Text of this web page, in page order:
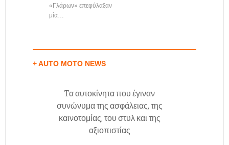
«Γλάρων» επεφύλαξαν
μία…
+ AUTO MOTO NEWS
Tα αυτοκίνητα που έγιναν
συνώνυμα της ασφάλειας, της
καινοτομίας, του στυλ και της
αξιοπιστίας